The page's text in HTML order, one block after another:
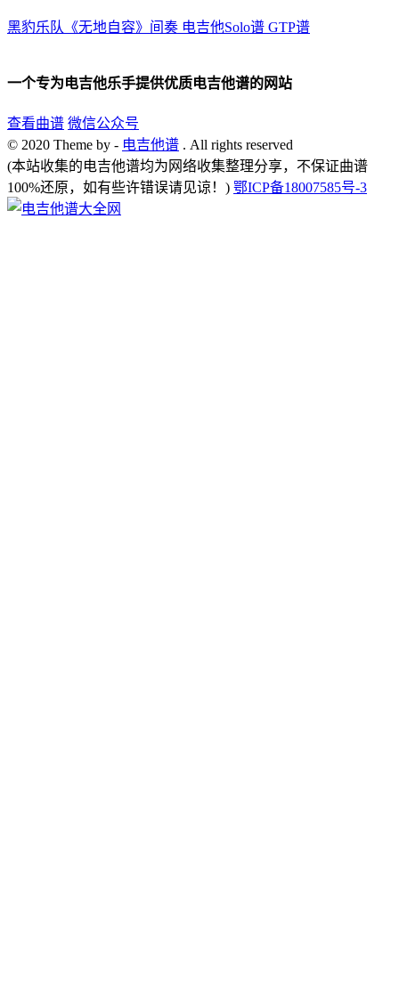
黑豹乐队《无地自容》间奏 电吉他Solo谱 GTP谱
一个专为电吉他乐手提供优质电吉他谱的网站
查看曲谱 微信公众号
© 2020 Theme by - 电吉他谱 . All rights reserved
(本站收集的电吉他谱均为网络收集整理分享，不保证曲谱
100%还原，如有些许错误请见谅！) 鄂ICP备18007585号-3